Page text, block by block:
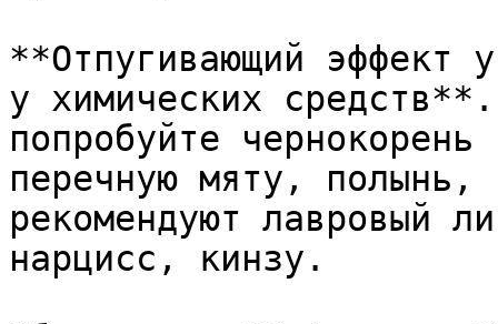
**Отпугивающий эффект
у химических
попробуйте
перечную мяту, полынь,
рекомендуют лавровый
нарцисс, кинзу.